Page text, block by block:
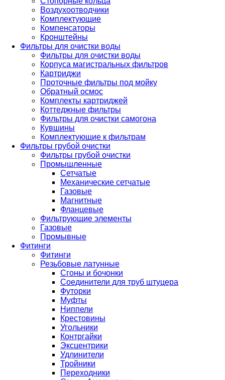
Воздухоотводчики
Комплектующие
Компенсаторы
Кронштейны
Фильтры для очистки воды
Фильтры для очистки воды
Корпуса магистральных фильтров
Картриджи
Проточные фильтры под мойку
Обратный осмос
Комплекты картриджей
Коттеджные фильтры
Фильтры для очистки самогона
Кувшины
Комплектующие к фильтрам
Фильтры грубой очистки
Фильтры грубой очистки
Промышленные
Сетчатые
Механические сетчатые
Газовые
Магнитные
Фланцевые
Фильтрующие элементы
Газовые
Промывные
Фитинги
Фитинги
Резьбовые латунные
Сгоны и бочонки
Соединители для труб штуцера
Футорки
Муфты
Ниппели
Крестовины
Угольники
Контргайки
Эксцентрики
Удлинители
Тройники
Переходники